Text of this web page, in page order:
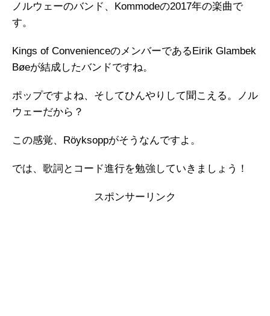
ノルウェーのバンド、Kommodeの2017年の楽曲で
す。
Kings of ConvenienceのメンバーであるEirik Glambek
Bøeが結成したバンドですね。
ポップですよね、そしてひんやりして聞こえる。ノル
ウェーだから？
この感覚、Röyksoppがそうなんですよ。
では、歌詞とコード進行を勉強していきましょう！
スポンサーリンク